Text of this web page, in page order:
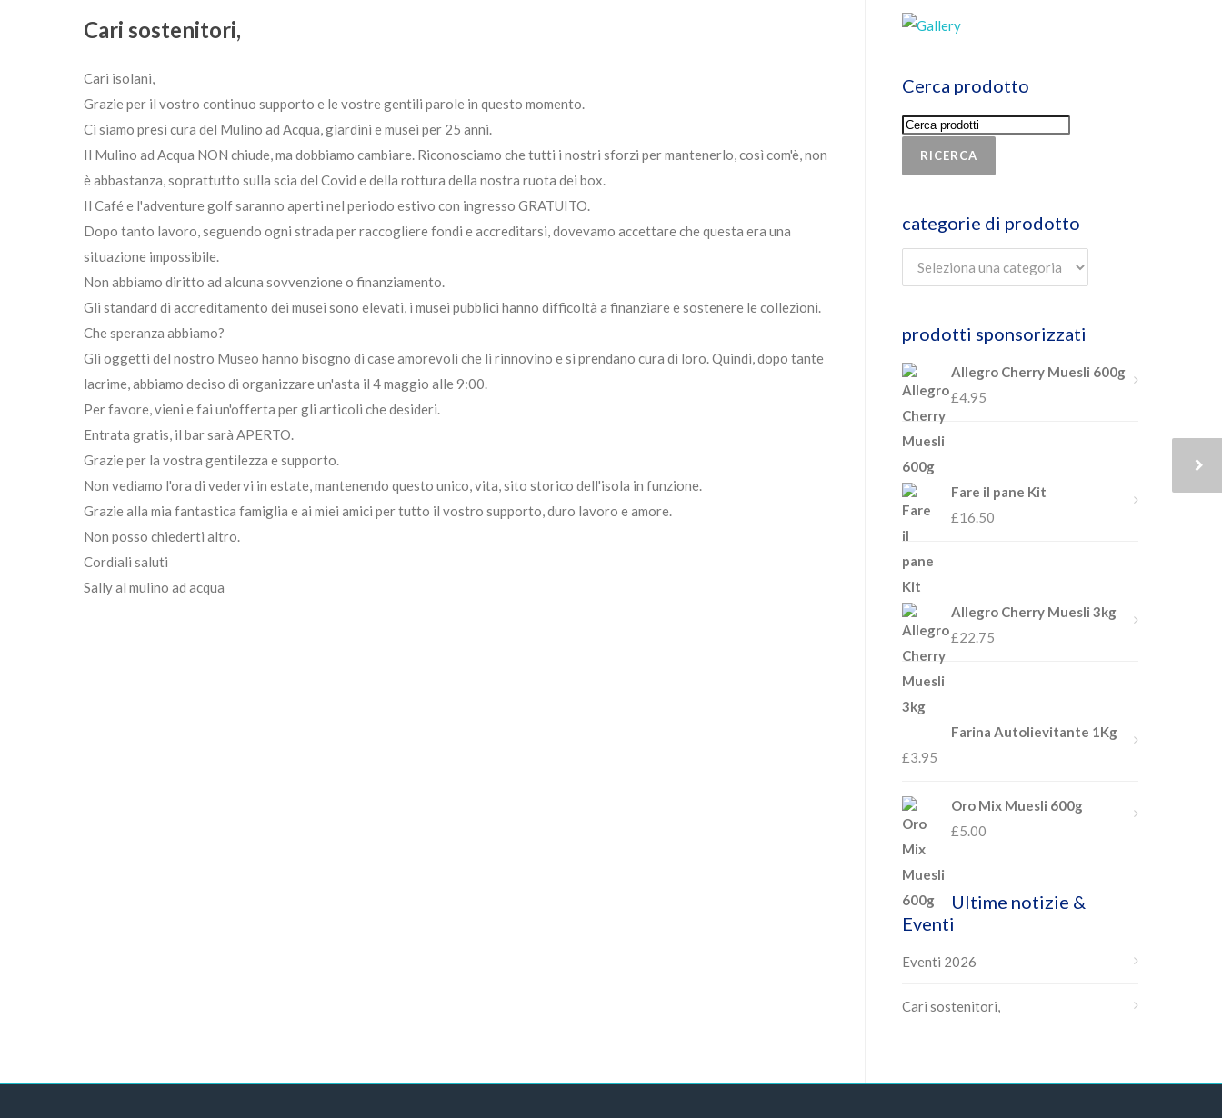
Cari sostenitori,
Cari isolani,
Grazie per il vostro continuo supporto e le vostre gentili parole in questo momento.
Ci siamo presi cura del Mulino ad Acqua, giardini e musei per 25 anni.
Il Mulino ad Acqua NON chiude, ma dobbiamo cambiare. Riconosciamo che tutti i nostri sforzi per mantenerlo, così com'è, non
è abbastanza, soprattutto sulla scia del Covid e della rottura della nostra ruota dei box.
Il Café e l'adventure golf saranno aperti nel periodo estivo con ingresso GRATUITO.
Dopo tanto lavoro, seguendo ogni strada per raccogliere fondi e accreditarsi, dovevamo accettare che questa era una
situazione impossibile.
Non abbiamo diritto ad alcuna sovvenzione o finanziamento.
Gli standard di accreditamento dei musei sono elevati, i musei pubblici hanno difficoltà a finanziare e sostenere le collezioni.
Che speranza abbiamo?
Gli oggetti del nostro Museo hanno bisogno di case amorevoli che li rinnovino e si prendano cura di loro. Quindi, dopo tante
lacrime, abbiamo deciso di organizzare un'asta il 4 maggio alle 9:00.
Per favore, vieni e fai un'offerta per gli articoli che desideri.
Entrata gratis, il bar sarà APERTO.
Grazie per la vostra gentilezza e supporto.
Non vediamo l'ora di vedervi in ​​estate, mantenendo questo unico, vita, sito storico dell'isola in funzione.
Grazie alla mia fantastica famiglia e ai miei amici per tutto il vostro supporto, duro lavoro e amore.
Non posso chiederti altro.
Cordiali saluti
Sally al mulino ad acqua
Cerca prodotto
RICERCA
categorie di prodotto
prodotti sponsorizzati
Allegro Cherry Muesli 600g
£4.95
Fare il pane Kit
£16.50
Allegro Cherry Muesli 3kg
£22.75
Farina Autolievitante 1Kg
£3.95
Oro Mix Muesli 600g
£5.00
Ultime notizie &
Eventi
Eventi 2026
Cari sostenitori,